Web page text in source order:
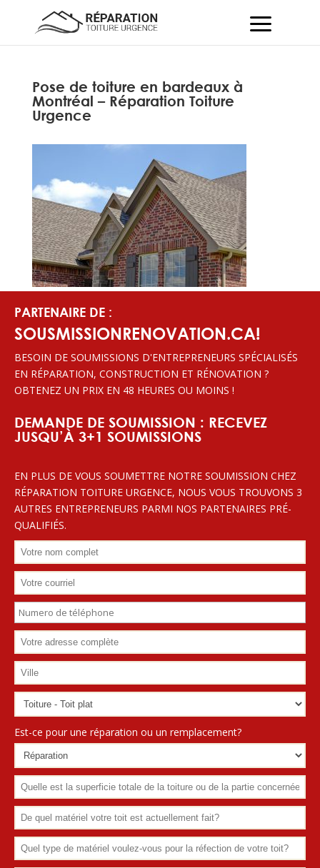
Pose de toiture en bardeaux à
Montréal – Réparation Toiture
Urgence
PARTENAIRE DE :
SOUSMISSIONRENOVATION.CA!
BESOIN DE SOUMISSIONS D'ENTREPRENEURS SPÉCIALISÉS
EN RÉPARATION, CONSTRUCTION ET RÉNOVATION ?
OBTENEZ UN PRIX EN 48 HEURES OU MOINS !
DEMANDE DE SOUMISSION : RECEVEZ
JUSQU’À 3+1 SOUMISSIONS
EN PLUS DE VOUS SOUMETTRE NOTRE SOUMISSION CHEZ
RÉPARATION TOITURE URGENCE, NOUS VOUS TROUVONS 3
AUTRES ENTREPRENEURS PARMI NOS PARTENAIRES PRÉ-
QUALIFIÉS.
Est-ce pour une réparation ou un remplacement?